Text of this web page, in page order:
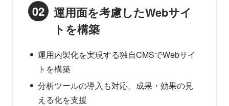
02 運用面を考慮したWebサイ
トを構築
運用内製化を実現する独自CMSでWebサイ
トを構築
分析ツールの導入も対応。成果・効果の見
える化を支援